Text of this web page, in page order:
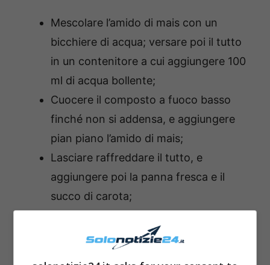
Mescolare l’amido di mais con un
bicchiere di acqua; versare poi il tutto
in un contenitore a cui aggiungere 100
ml di acqua bollente;
Cuocere il composto a fuoco basso
finché non si addensa, e aggiungere
pian piano l’amido di mais;
Lasciare raffreddare il tutto, e
aggiungere poi la panna fresca e il
succo di carota;
Applicare la maschera sul viso o sul
Lasciare riposare per 25/30 minuti;